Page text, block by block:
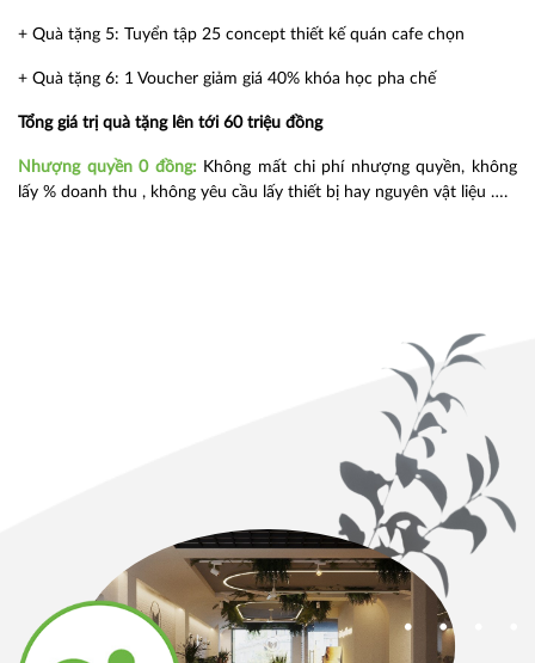
+ Quà tặng 5: Tuyển tập 25 concept thiết kế quán cafe chọn
+ Quà tặng 6: 1 Voucher giảm giá 40% khóa học pha chế
Tổng giá trị quà tặng lên tới 60 triệu đồng
Nhượng quyền 0 đồng: Không mất chi phí nhượng quyền, không
lấy % doanh thu , không yêu cầu lấy thiết bị hay nguyên vật liệu ….